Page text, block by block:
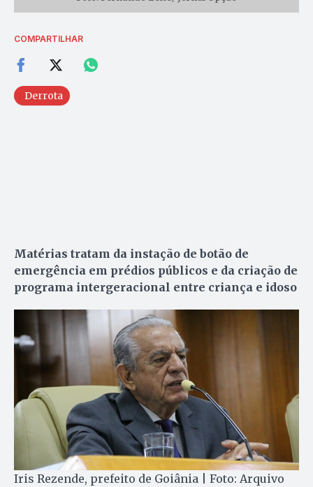
COMPARTILHAR
Derrota
Matérias tratam da instação de botão de
emergência em prédios públicos e da criação de
programa intergeracional entre criança e idoso
Iris Rezende, prefeito de Goiânia | Foto: Arquivo